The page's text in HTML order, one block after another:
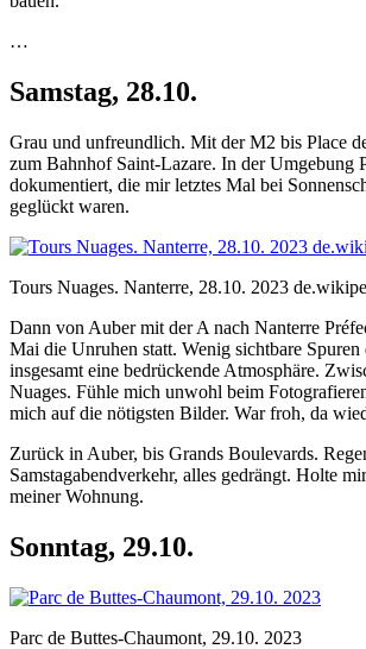
…
Samstag, 28.10.
Grau und unfreundlich. Mit der M2 bis Place
zum Bahnhof Saint-Lazare. In der Umgebung
dokumentiert, die mir letztes Mal bei
geglückt waren.
Tours Nuages. Nanterre, 28.10. 2023
Dann von Auber mit der A nach Nanterre
Mai die Unruhen statt. Wenig sichtbare Spuren
insgesamt eine bedrückende Atmosphäre.
Nuages. Fühle mich unwohl beim
mich auf die nötigsten Bilder. War froh, da
Zurück in Auber, bis Grands Boulevards.
Samstagabendverkehr, alles gedrängt. Holte
meiner Wohnung.
Sonntag, 29.10.
Parc de Buttes-Chaumont, 29.10. 2023